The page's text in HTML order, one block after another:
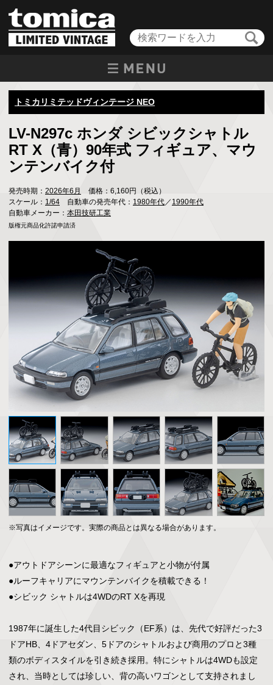
トミカリミテッドヴィンテージ NEO
LV-N297c ホンダ シビックシャトル
RT X（青）90年式 フィギュア、マウ
ンテンバイク付
発売時期： 2026年6月
価格：6,160円（税込）
スケール： 1/64 自動車の発売年代： 1980年代／ 1990年代
自動車メーカー： 本田技研工業
版権元商品化許諾申請済
※写真はイメージです。実際の商品とは異なる場合があります。
●アウトドアシーンに最適なフィギュアと小物が付属
●ルーフキャリアにマウンテンバイクを積載できる！
●シビック シャトルは4WDのRT Xを再現
1987年に誕生した4代目シビック（EF系）は、先代で好評だった3
ドアHB、4ドアセダン、5ドアのシャトルおよび商用のプロと3種
類のボディスタイルを引き続き採用。特にシャトルは4WDも設定
され、当時としては珍しい、背の高いワゴンとして支持されまし